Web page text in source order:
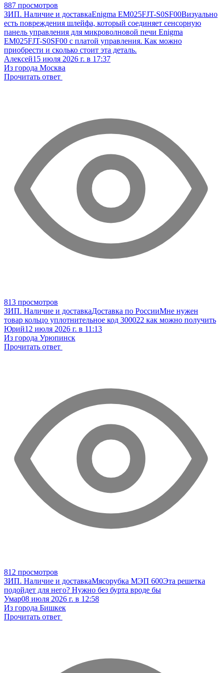
887 просмотров
ЗИП. Наличие и доставкаEnigma EM025FJT-S0SF00Визуально
есть повреждения шлейфа, который соединяет сенсорную
панель управления для микроволновой печи Enigma
EM025FJT-S0SF00 с платой управления. Как можно
приобрести и сколько стоит эта деталь.
Алексей15 июля 2026 г. в 17:37
Из города Москва
Прочитать ответ
813 просмотров
ЗИП. Наличие и доставкаДоставка по РоссииМне нужен
товар кольцо уплотнительное код 300022 как можно получить
Юрий12 июля 2026 г. в 11:13
Из города Урюпинск
Прочитать ответ
812 просмотров
ЗИП. Наличие и доставкаМясорубка МЭП 600Эта решетка
подойдет для него? Нужно без бурта вроде бы
Умар08 июля 2026 г. в 12:58
Из города Бишкек
Прочитать ответ